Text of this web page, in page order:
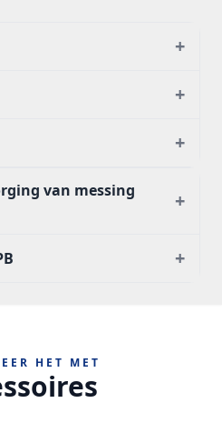
+
+
+
van messing
+
+
HET MET